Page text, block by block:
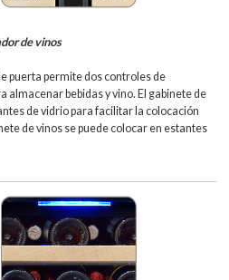
de vinos
puerta permite dos controles de
bebidas y vino. El gabinete de
de vidrio para facilitar la colocación
de vinos se puede colocar en estantes